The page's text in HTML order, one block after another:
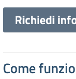
Richiedi
Come